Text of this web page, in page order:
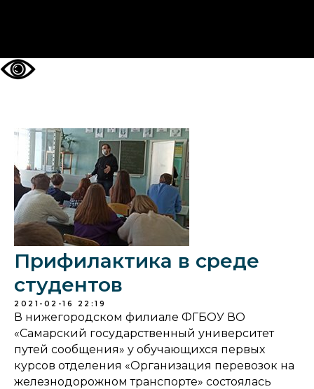
Прифилактика в среде
студентов
2021-02-16 22:19
В нижегородском филиале ФГБОУ ВО
«Самарский государственный университет
путей сообщения» у обучающихся первых
курсов отделения «Организация перевозок на
железнодорожном транспорте» состоялась